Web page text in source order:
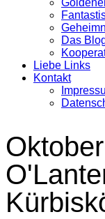
Das
Liebe Links
Kontakt